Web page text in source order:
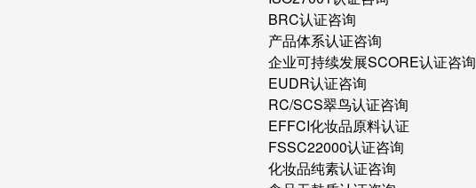
BRC认证咨询
产品体系认证咨询
企业可持续发展SCORE认证咨询
EUDR认证咨询
RC/SCS翠鸟认证咨询
EFFCI化妆品原料认证
FSSC22000认证咨询
化妆品纯素认证咨询